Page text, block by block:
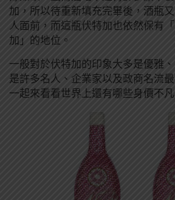
加，所以待重新填充完畢後，酒瓶
人面前，而這瓶伏特加也依然保有
加」的地位。
一般對於伏特加的印象大多是優雅
是許多名人、企業家以及政商名流
一起來看看世界上還有哪些身價不